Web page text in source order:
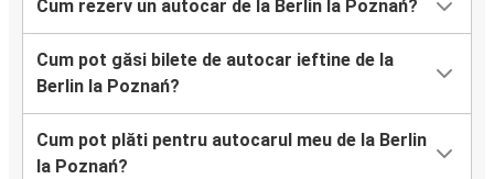
Cum rezerv un autocar de la Berlin la Poznań?
Cum pot găsi bilete de autocar ieftine de la
Berlin la Poznań?
Cum pot plăti pentru autocarul meu de la Berlin
la Poznań?